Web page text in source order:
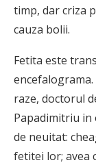
timp, dar criza
cauza bolii.
Fetita este
raze, doctorul
Papadimitriu in
de neuitat:
fetitei lor; avea